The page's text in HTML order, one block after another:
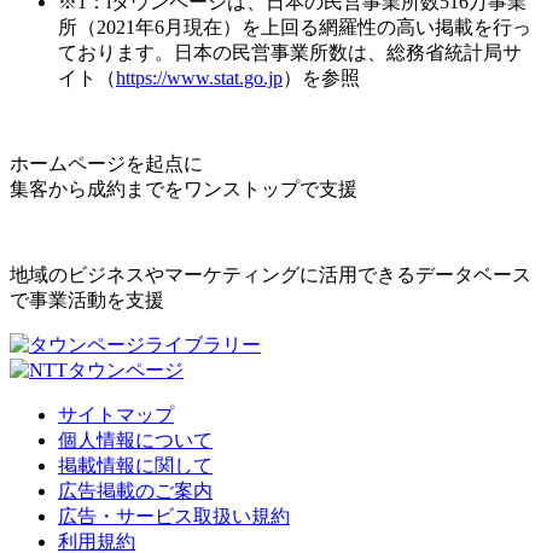
所（2021年6月現在）を上回る網羅性の高い掲載を行っ
ております。日本の民営事業所数は、総務省統計局サ
イト（https://www.stat.go.jp）を参照
ホームページを起点に
集客から成約までをワンストップで支援
地域のビジネスやマーケティングに活用できるデータベース
で事業活動を支援
サイトマップ
個人情報について
掲載情報に関して
広告掲載のご案内
広告・サービス取扱い規約
利用規約